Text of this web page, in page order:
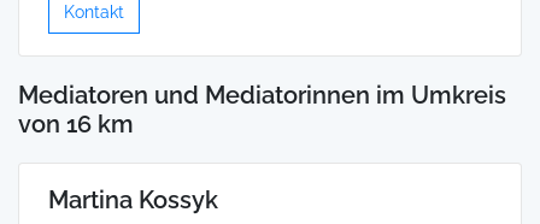
Kontakt
Mediatoren und Mediatorinnen im Umkreis
von 16 km
Martina Kossyk